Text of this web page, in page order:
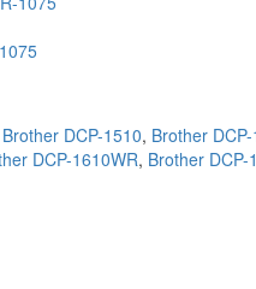
Brother DCP-1510, Brother
DCP-1610WR, Brother DCP-